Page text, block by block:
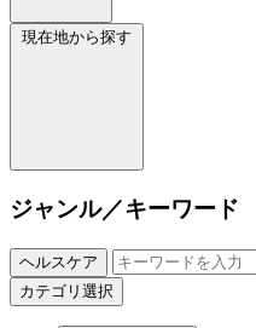
現在地から探す
ジャンル／キーワード
ヘルスケア
カテゴリ選択